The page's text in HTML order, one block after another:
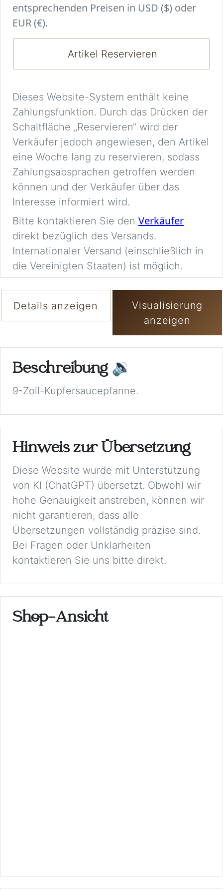
entsprechenden Preisen in USD ($) oder
EUR (€).
Artikel Reservieren
Dieses Website-System enthält keine
Zahlungsfunktion. Durch das Drücken der
Schaltfläche „Reservieren“ wird der
Verkäufer jedoch angewiesen, den Artikel
eine Woche lang zu reservieren, sodass
Zahlungsabsprachen getroffen werden
können und der Verkäufer über das
Interesse informiert wird.
Bitte kontaktieren Sie den Verkäufer
direkt bezüglich des Versands.
Internationaler Versand (einschließlich in
die Vereinigten Staaten) ist möglich.
Details anzeigen
Visualisierung
anzeigen
Beschreibung 🔉
9-Zoll-Kupfersaucepfanne.
Hinweis zur Übersetzung
Diese Website wurde mit Unterstützung
von KI (ChatGPT) übersetzt. Obwohl wir
hohe Genauigkeit anstreben, können wir
nicht garantieren, dass alle
Übersetzungen vollständig präzise sind.
Bei Fragen oder Unklarheiten
kontaktieren Sie uns bitte direkt.
Shop-Ansicht